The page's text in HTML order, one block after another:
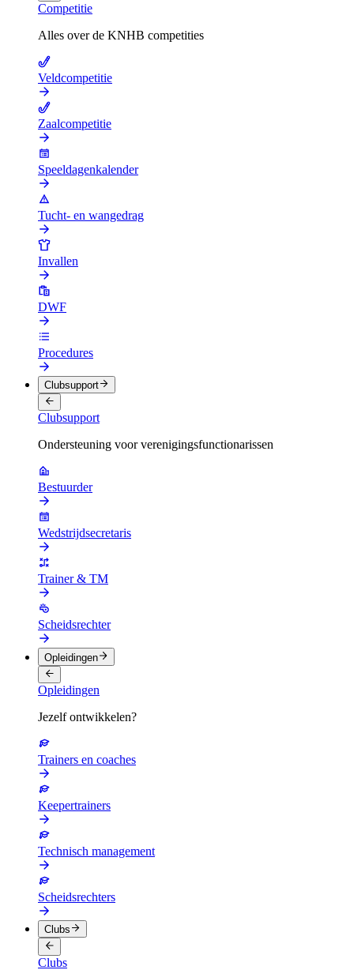
Competitie
Alles over de KNHB competities
Veldcompetitie
Zaalcompetitie
Speeldagenkalender
Tucht- en wangedrag
Invallen
DWF
Procedures
Clubsupport
Clubsupport
Ondersteuning voor verenigingsfunctionarissen
Bestuurder
Wedstrijdsecretaris
Trainer & TM
Scheidsrechter
Opleidingen
Opleidingen
Jezelf ontwikkelen?
Trainers en coaches
Keepertrainers
Technisch management
Scheidsrechters
Clubs
Clubs